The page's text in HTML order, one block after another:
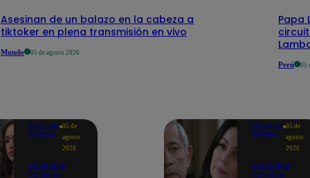
Asesinan de un balazo en la cabeza a
tiktoker en plena transmisión en vivo
Mundo 05 de agosto 2026
Papa
Perú 05
Valentina
Valiente
05 de
agosto
2026
Valentina
Valiente
Valentina
Valiente
05 de
agosto
2026
Valentina
Valiente